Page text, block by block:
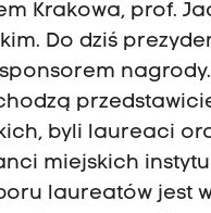
Krakowa, prof.
Do dziś
nagrody.
byli laureaci
miejskich
laureatów jest